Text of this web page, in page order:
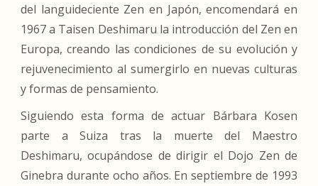
del languideciente Zen en Japón, encomendará en
1967 a Taisen Deshimaru la introducción del Zen en
Europa, creando las condiciones de su evolución y
rejuvenecimiento al sumergirlo en nuevas culturas
y formas de pensamiento.
Siguiendo esta forma de actuar Bárbara Kosen
parte a Suiza tras la muerte del Maestro
Deshimaru, ocupándose de dirigir el Dojo Zen de
Ginebra durante ocho años. En septiembre de 1993